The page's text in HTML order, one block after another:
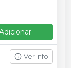
Ver info